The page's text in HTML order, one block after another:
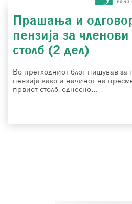
Прашања и
пензија за
столб (2 дел)
Во претходниот блог пишував за
пензија како и начинот на
првиот столб, односно…